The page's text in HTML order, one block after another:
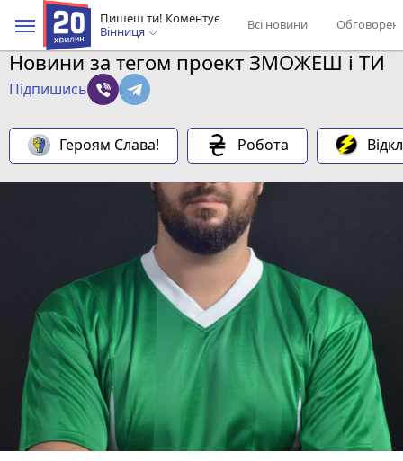
Пишеш ти! Коментує
Вінниця
Всі новини
Новини за тегом проект ЗМОЖЕШ і ТИ
Підпишись
Героям Слава! Робота